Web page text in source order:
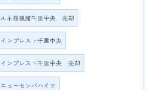
ルネ桜楓館千里中央 売却
インプレスト千里中央
インプレスト千里中央 売却
ニューセンバハイツ